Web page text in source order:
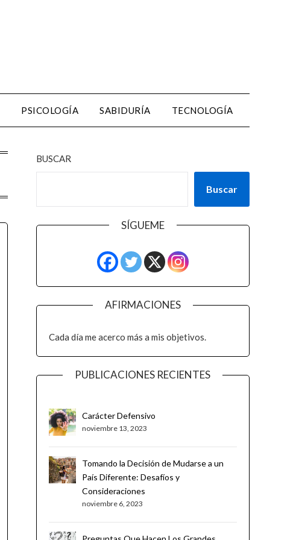
PSICOLOGÍA SABIDURÍA TECNOLOGÍA
BUSCAR
Buscar
SÍGUEME
AFIRMACIONES
Cada día me acerco más a mis objetivos.
PUBLICACIONES RECIENTES
Carácter Defensivo
noviembre 13, 2023
Tomando la Decisión de Mudarse a un
País Diferente: Desafíos y
Consideraciones
noviembre 6, 2023